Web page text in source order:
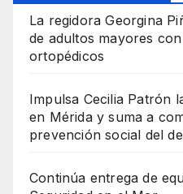
La regidora Georgina
de adultos mayores
ortopédicos
Impulsa Cecilia Patrón
en Mérida y suma a
prevención social del
Continúa entrega de